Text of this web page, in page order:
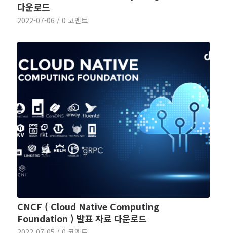
다운로드
2022-07-06 / 0 코멘트
CNCF ( Cloud Native Computing
Foundation ) 발표 자료 다운로드